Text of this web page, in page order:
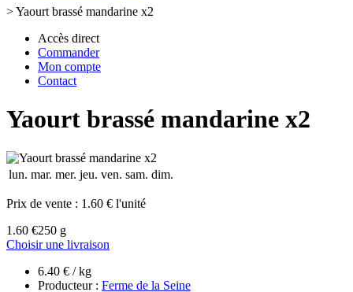
>Yaourt brassé mandarine x2
Accès direct
Commander
Mon compte
Contact
Yaourt brassé mandarine x2
lun. mar. mer. jeu. ven. sam. dim.
Prix de vente : 1.60 € l'unité
1.60 €250 g
Choisir une livraison
6.40 € / kg
Producteur : Ferme de la Seine